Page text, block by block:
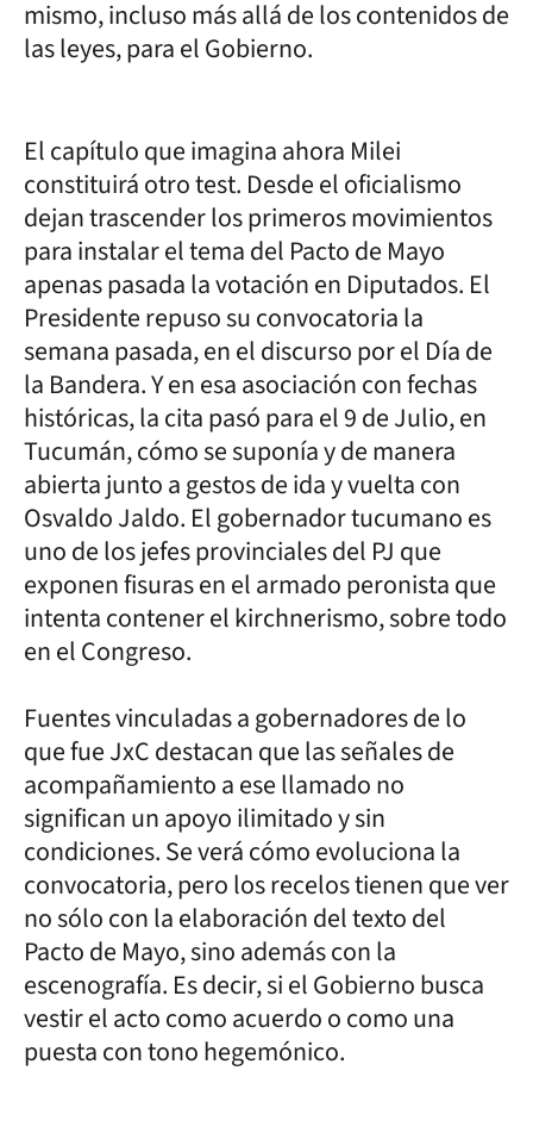
mismo, incluso más allá de los contenidos de
las leyes, para el Gobierno.
El capítulo que imagina ahora Milei
constituirá otro test. Desde el oficialismo
dejan trascender los primeros movimientos
para instalar el tema del Pacto de Mayo
apenas pasada la votación en Diputados. El
Presidente repuso su convocatoria la
semana pasada, en el discurso por el Día de
la Bandera. Y en esa asociación con fechas
históricas, la cita pasó para el 9 de Julio, en
Tucumán, cómo se suponía y de manera
abierta junto a gestos de ida y vuelta con
Osvaldo Jaldo. El gobernador tucumano es
uno de los jefes provinciales del PJ que
exponen fisuras en el armado peronista que
intenta contener el kirchnerismo, sobre todo
en el Congreso.
Fuentes vinculadas a gobernadores de lo
que fue JxC destacan que las señales de
acompañamiento a ese llamado no
significan un apoyo ilimitado y sin
condiciones. Se verá cómo evoluciona la
convocatoria, pero los recelos tienen que ver
no sólo con la elaboración del texto del
Pacto de Mayo, sino además con la
escenografía. Es decir, si el Gobierno busca
vestir el acto como acuerdo o como una
puesta con tono hegemónico.